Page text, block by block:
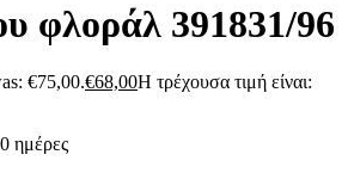
φλοράλ 391831/96
€75,00.€68,00Η τρέχουσα τιμή είναι:
ημέρες